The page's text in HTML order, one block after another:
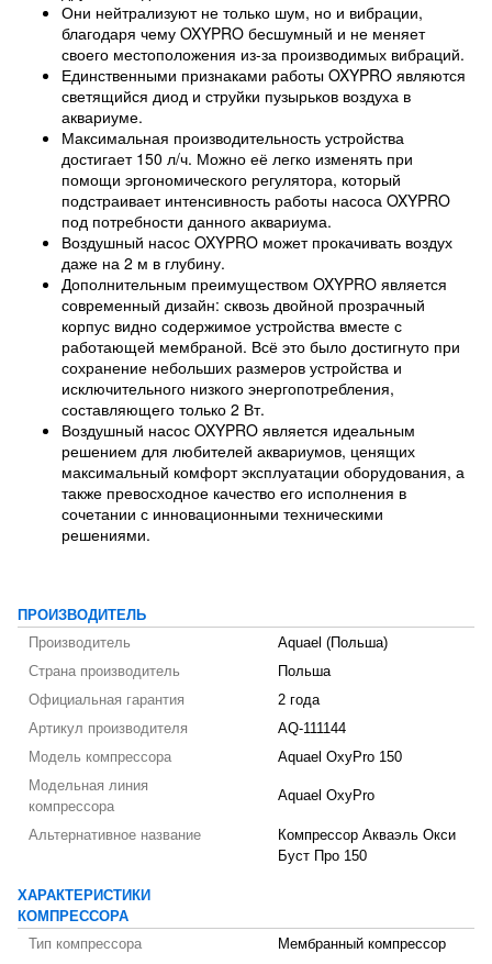
Они нейтрализуют не только шум, но и вибрации,
благодаря чему OXYPRO бесшумный и не меняет
своего местоположения из-за производимых вибраций.
Единственными признаками работы OXYPRO являются
светящийся диод и струйки пузырьков воздуха в
аквариуме.
Максимальная производительность устройства
достигает 150 л/ч. Можно её легко изменять при
помощи эргономического регулятора, который
подстраивает интенсивность работы насоса OXYPRO
под потребности данного аквариума.
Воздушный насос OXYPRO может прокачивать воздух
даже на 2 м в глубину.
Дополнительным преимуществом OXYPRO является
современный дизайн: сквозь двойной прозрачный
корпус видно содержимое устройства вместе с
работающей мембраной. Всё это было достигнуто при
сохранение небольших размеров устройства и
исключительного низкого энергопотребления,
составляющего только 2 Вт.
Воздушный насос OXYPRO является идеальным
решением для любителей аквариумов, ценящих
максимальный комфорт эксплуатации оборудования, а
также превосходное качество его исполнения в
сочетании с инновационными техническими
решениями.
ПРОИЗВОДИТЕЛЬ
Производитель
Aquael (Польша)
Страна производитель
Польша
Официальная гарантия
2 года
Артикул производителя
AQ-111144
Модель компрессора
Aquael OxyPro 150
Модельная линия
компрессора
Aquael OxyPro
Альтернативное название
Компрессор Акваэль Окси
Буст Про 150
ХАРАКТЕРИСТИКИ
КОМПРЕССОРА
Тип компрессора
Мембранный компрессор